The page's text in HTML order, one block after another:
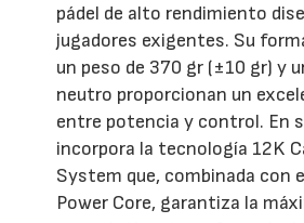
pádel de alto rendimiento
jugadores exigentes. Su
un peso de 370 gr (±10 gr) y
neutro proporcionan un
entre potencia y control. En
incorpora la tecnología 12K
System que, combinada con
Power Core, garantiza la